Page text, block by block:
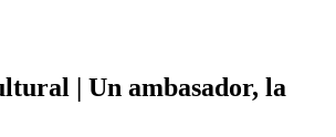
| Un ambasador, la